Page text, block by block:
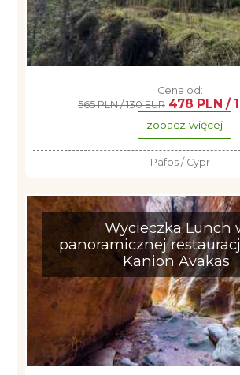
Cena od:
565 PLN / 130 EUR 478 PLN /
zobacz więcej
Pafos / Cypr
Wycieczka Lunch
panoramicznej
Kanion Avakas